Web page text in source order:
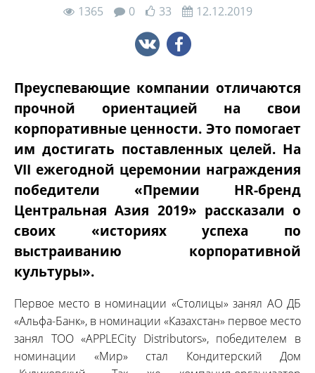
1365 0 33 12.12.2019
Преуспевающие компании отличаются
прочной ориентацией на свои
корпоративные ценности. Это помогает
им достигать поставленных целей. На
VII ежегодной церемонии награждения
победители «Премии HR-бренд
Центральная Азия 2019» рассказали о
своих «историях успеха по
выстраиванию корпоративной
культуры».
Первое место в номинации «Столицы» занял АО ДБ
«Альфа-Банк», в номинации «Казахстан» первое место
занял ТОО «APPLECity Distributors», победителем в
номинации «Мир» стал Кондитерский Дом